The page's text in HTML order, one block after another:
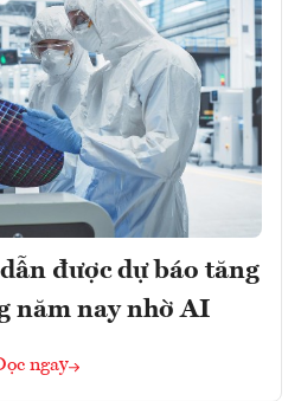
được dự báo tăng
năm nay nhờ AI
ngay